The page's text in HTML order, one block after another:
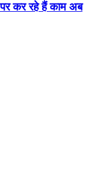
पर कर रहे हैं काम अब